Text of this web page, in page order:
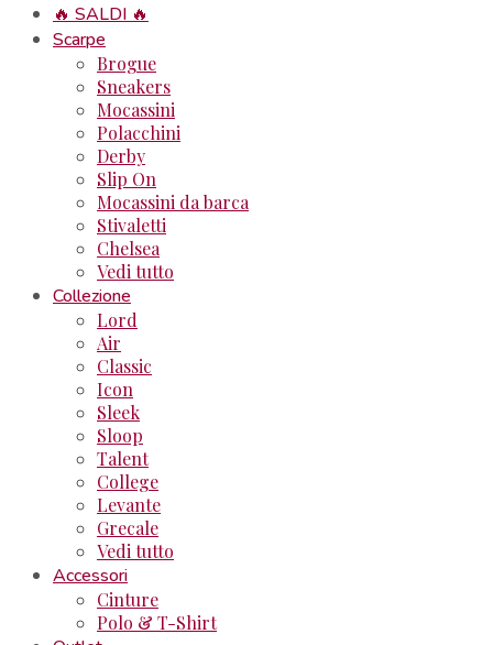
🔥 SALDI 🔥
Scarpe
Brogue
Sneakers
Mocassini
Polacchini
Derby
Slip On
Mocassini da barca
Stivaletti
Chelsea
Vedi tutto
Collezione
Lord
Air
Classic
Icon
Sleek
Sloop
Talent
College
Levante
Grecale
Vedi tutto
Accessori
Cinture
Polo & T-Shirt